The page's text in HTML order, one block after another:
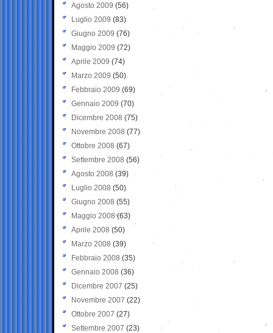
Agosto 2009 (56)
Luglio 2009 (83)
Giugno 2009 (76)
Maggio 2009 (72)
Aprile 2009 (74)
Marzo 2009 (50)
Febbraio 2009 (69)
Gennaio 2009 (70)
Dicembre 2008 (75)
Novembre 2008 (77)
Ottobre 2008 (67)
Settembre 2008 (56)
Agosto 2008 (39)
Luglio 2008 (50)
Giugno 2008 (55)
Maggio 2008(63)
Aprile 2008 (50)
Marzo 2008 (39)
Febbraio 2008 (35)
Gennaio 2008 (36)
Dicembre 2007 (25)
Novembre 2007 (22)
Ottobre 2007 (27)
Settembre 2007 (23)